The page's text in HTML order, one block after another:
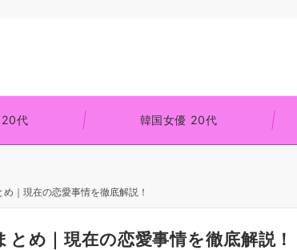
代 韓国女優 20代
｜現在の恋愛事情を徹底解説！
め｜現在の恋愛事情を徹底解説！